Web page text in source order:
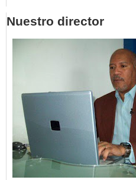
Nuestro director